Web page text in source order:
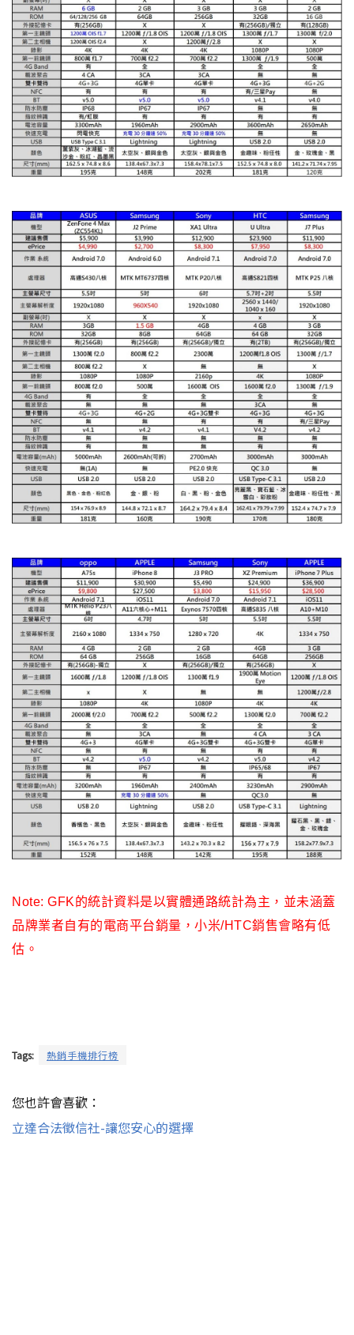
Note: GFK的統計資料是以實體通路統計為主，並未涵蓋
品牌業者自有的電商平台銷量，小米/HTC銷售會略有低
估。
Tags: 熱銷手機排行榜
您也許會喜歡：
立達合法徵信社-讓您安心的選擇